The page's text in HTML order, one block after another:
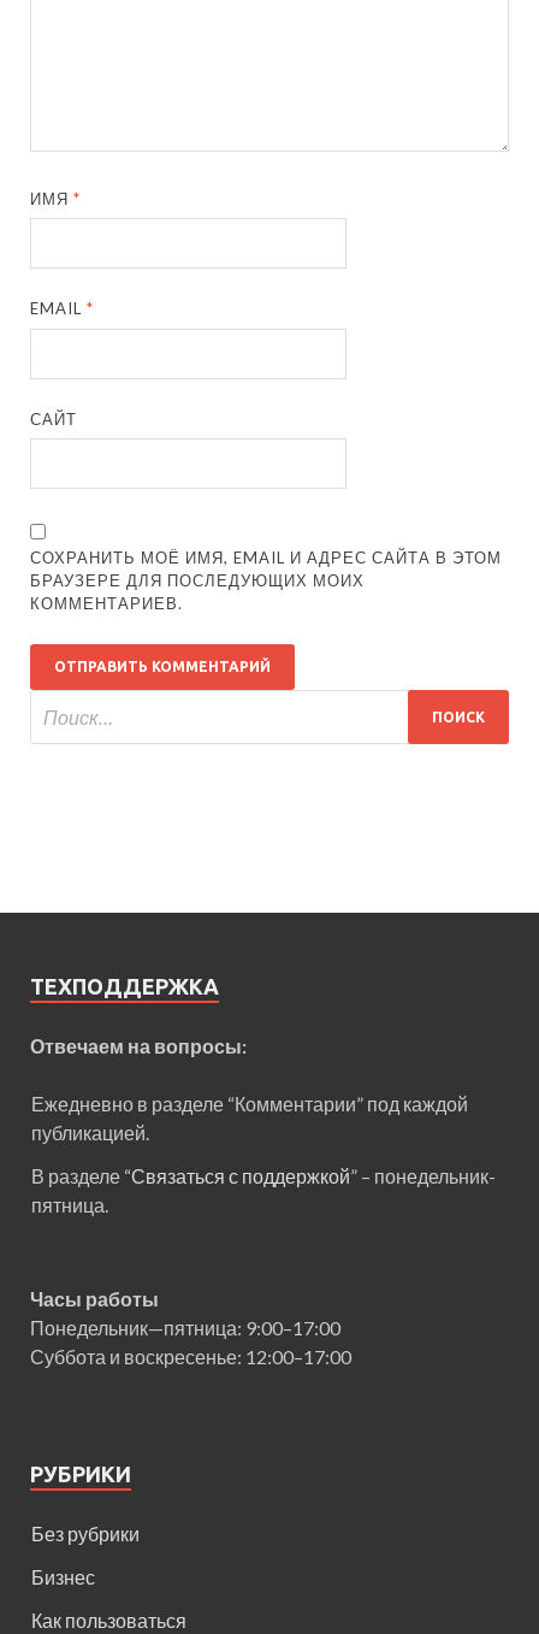
ИМЯ*
EMAIL*
САЙТ
СОХРАНИТЬ МОЁ ИМЯ, EMAIL И АДРЕС САЙТА В ЭТОМ
БРАУЗЕРЕ ДЛЯ ПОСЛЕДУЮЩИХ МОИХ
КОММЕНТАРИЕВ.
ТЕХПОДДЕРЖКА
Отвечаем на вопросы:
Ежедневно в разделе “Комментарии” под каждой
публикацией.
В разделе “Связаться с поддержкой” – понедельник-
пятница.
Часы работы
Понедельник—пятница: 9:00–17:00
Суббота и воскресенье: 12:00–17:00
РУБРИКИ
Без рубрики
Бизнес
Как пользоваться